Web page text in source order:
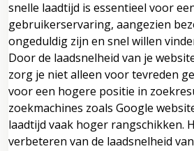
snelle laadtijd is essentieel voor
gebruikerservaring, aangezien
ongeduldig zijn en snel willen
Door de laadsnelheid van je
zorg je niet alleen voor tevreden
voor een hogere positie in
zoekmachines zoals Google
laadtijd vaak hoger rangschikken.
verbeteren van de laadsnelheid